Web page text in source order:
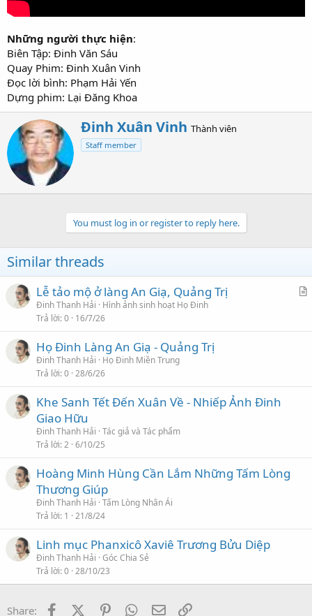
Những người thực hiện:
Biên Tập: Đinh Văn Sáu
Quay Phim: Đinh Xuân Vinh
Đọc lời bình: Phạm Hải Yến
Dựng phim: Lại Đăng Khoa
W
r
i
n
b
y
Đinh Xuân Vinh Thành viên
Staff member
You must log in or register to reply here.
Similar threads
A
Lễ tảo mộ ở làng An Giạ, Quảng Trị
Đinh Thanh Hải
Hình ảnh sinh hoạt Họ Đinh
Trả lời 0 16/7/26
Họ Đinh Làng An Giạ - Quảng Trị
Đinh Thanh Hải
Họ Đinh Miền Trung
Trả lời 0 28/6/26
Khe Sanh Tết Đến Xuân Về - Nhiếp Ảnh Đinh
Giao Hữu
Đinh Thanh Hải Tác giả và Tác phẩm
Trả lời 2 6/10/25
Hoàng Minh Hùng Cần Lắm Những Tấm Lòng
Thương Giúp
Đinh Thanh Hải Tấm Lòng Nhân Ái
Trả lời 1 21/8/24
Linh mục Phanxicô Xaviê Trương Bửu Diệp
Đinh Thanh Hải Góc Chia Sẻ
Trả lời 0 28/10/23
Share: FacebookX (Twitter)PinterestWhatsApp
Email